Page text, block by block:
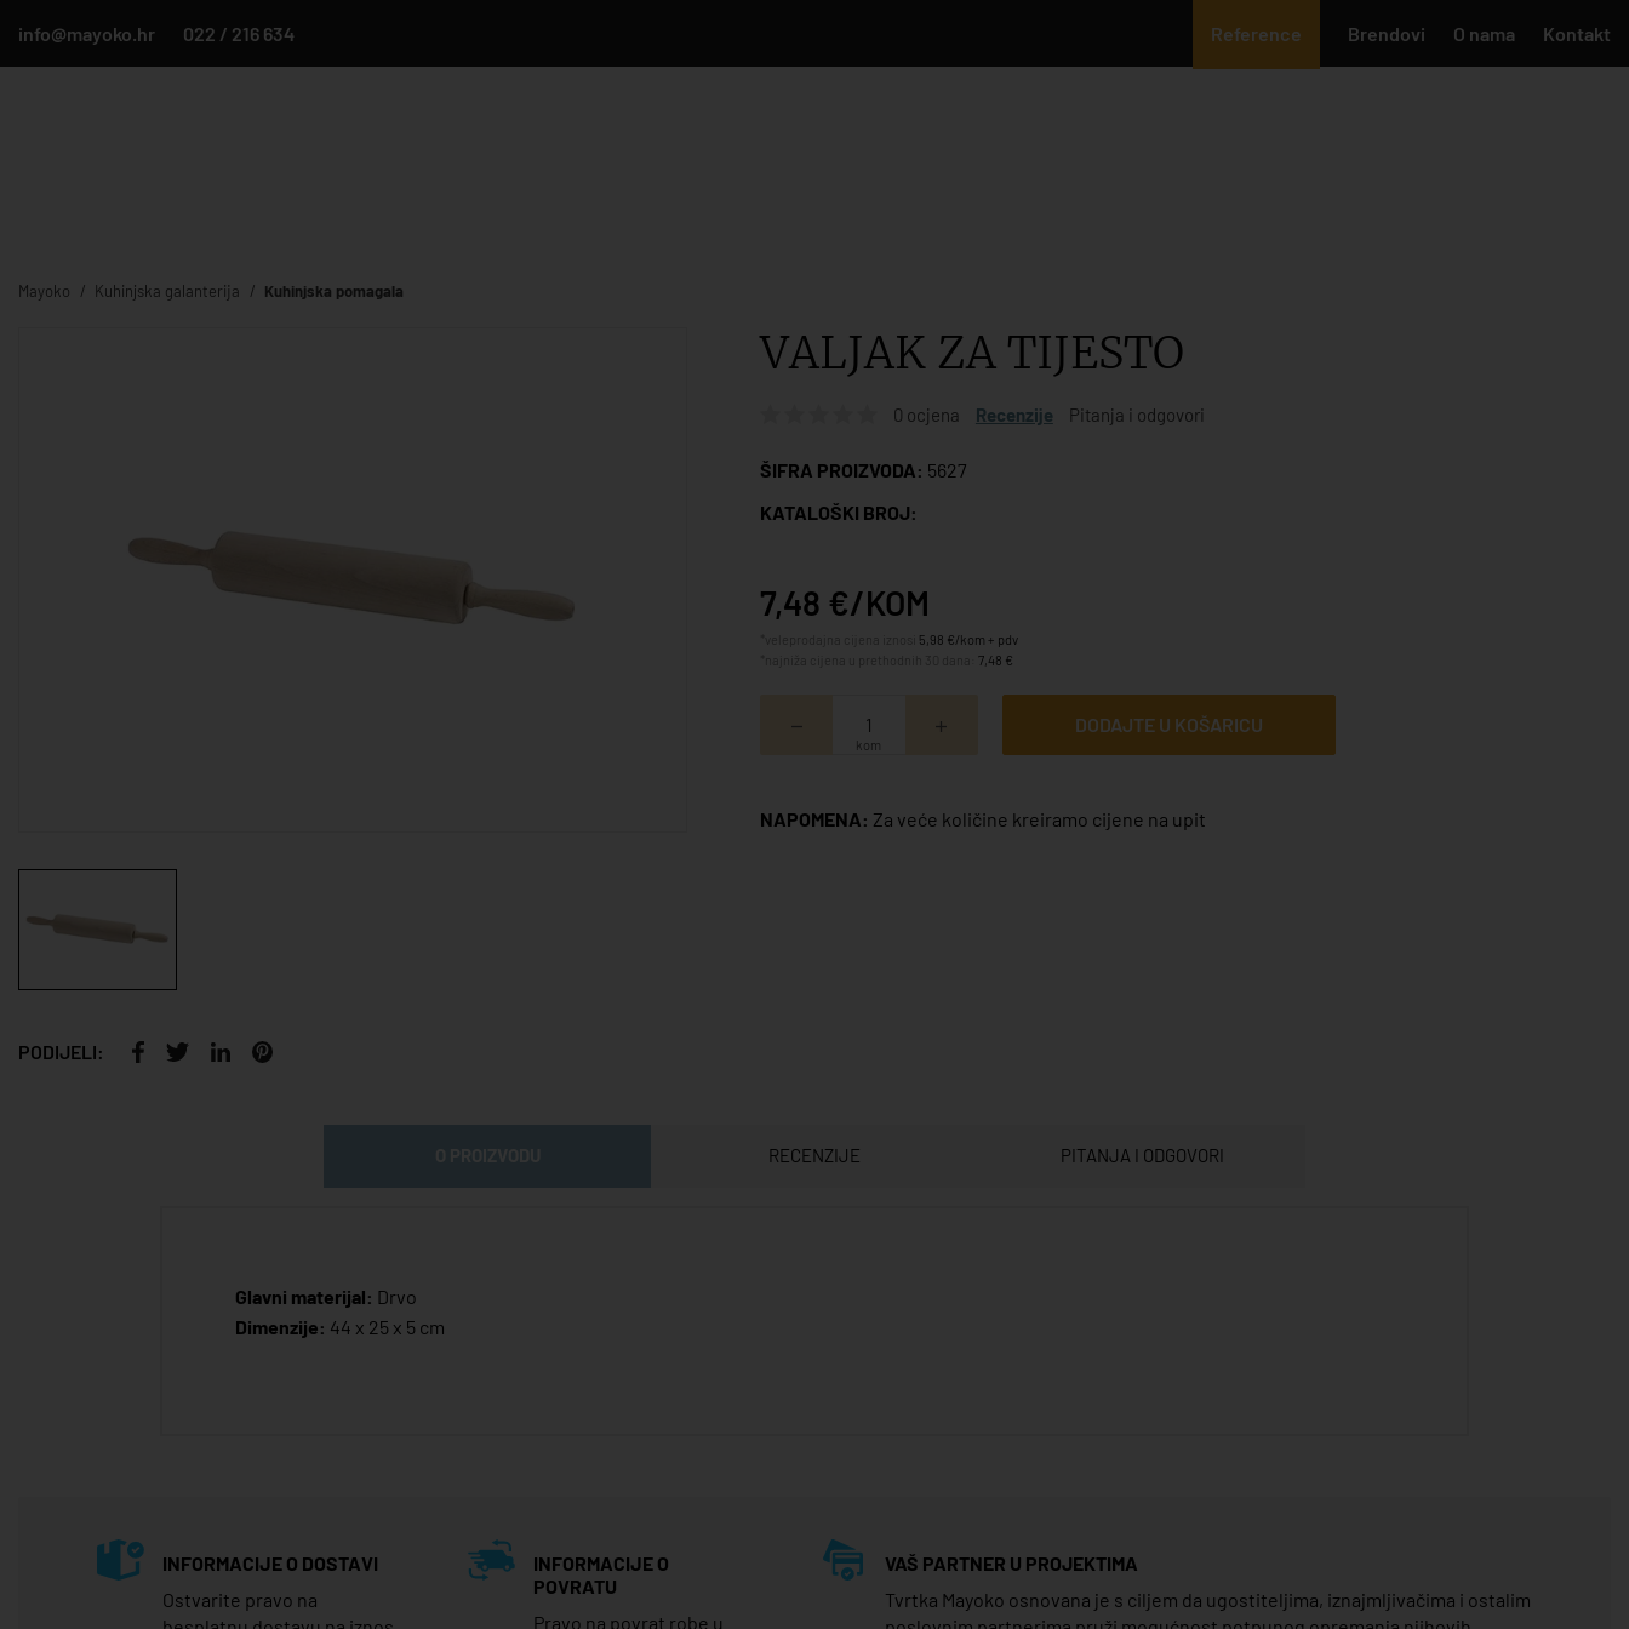
info@mayoko.hr 022 / 216 634 Reference Brendovi O nama Kontakt
Mayoko Kuhinjska galanterija Kuhinjska pomagala
PODIJELI:
VALJAK ZA TIJESTO
0 ocjena Recenzije Pitanja i odgovori
ŠIFRA PROIZVODA: 5627
KATALOŠKI BROJ:
7,48 €/KOM
5,98 €/kom + pdv
7,48 €
kom
DODAJTE U KOŠARICU
NAPOMENA: Za veće količine kreiramo cijene na upit
RECENZIJE PITANJA I ODGOVORI
Glavni materijal: Drvo
Dimenzije: 44 x 25 x 5 cm
INFORMACIJE O DOSTAVI
Ostvarite pravo na
INFORMACIJE O
POVRATU
Pravo na povrat robe u
VAŠ PARTNER U PROJEKTIMA
Tvrtka Mayoko osnovana je s ciljem da ugostiteljima, iznajmljivačima i ostalim